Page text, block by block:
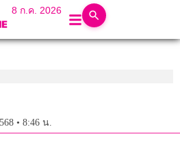
8 ก.ค. 2026
• 8:46 น.